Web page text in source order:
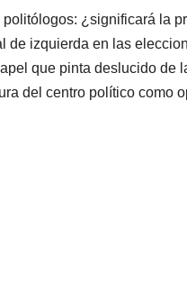
politólogos: ¿significará la
de izquierda en las
que pinta deslucido de
del centro político como